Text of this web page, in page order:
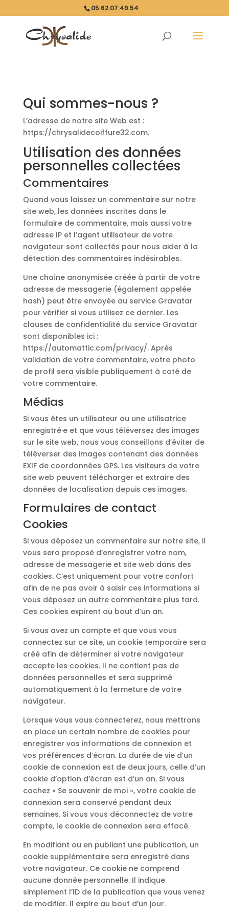
05.62.07.49.54
Qui sommes-nous ?
L’adresse de notre site Web est :
https://chrysalidecoiffure32.com.
Utilisation des données
personnelles collectées
Commentaires
Quand vous laissez un commentaire sur notre
site web, les données inscrites dans le
formulaire de commentaire, mais aussi votre
adresse IP et l’agent utilisateur de votre
navigateur sont collectés pour nous aider à la
détection des commentaires indésirables.
Une chaîne anonymisée créée à partir de votre
adresse de messagerie (également appelée
hash) peut être envoyée au service Gravatar
pour vérifier si vous utilisez ce dernier. Les
clauses de confidentialité du service Gravatar
sont disponibles ici :
https://automattic.com/privacy/. Après
validation de votre commentaire, votre photo
de profil sera visible publiquement à coté de
votre commentaire.
Médias
Si vous êtes un utilisateur ou une utilisatrice
enregistré·e et que vous téléversez des images
sur le site web, nous vous conseillons d’éviter de
téléverser des images contenant des données
EXIF de coordonnées GPS. Les visiteurs de votre
site web peuvent télécharger et extraire des
données de localisation depuis ces images.
Formulaires de contact
Cookies
Si vous déposez un commentaire sur notre site, il
vous sera proposé d’enregistrer votre nom,
adresse de messagerie et site web dans des
cookies. C’est uniquement pour votre confort
afin de ne pas avoir à saisir ces informations si
vous déposez un autre commentaire plus tard.
Ces cookies expirent au bout d’un an.
Si vous avez un compte et que vous vous
connectez sur ce site, un cookie temporaire sera
créé afin de déterminer si votre navigateur
accepte les cookies. Il ne contient pas de
données personnelles et sera supprimé
automatiquement à la fermeture de votre
navigateur.
Lorsque vous vous connecterez, nous mettrons
en place un certain nombre de cookies pour
enregistrer vos informations de connexion et
vos préférences d’écran. La durée de vie d’un
cookie de connexion est de deux jours, celle d’un
cookie d’option d’écran est d’un an. Si vous
cochez « Se souvenir de moi », votre cookie de
connexion sera conservé pendant deux
semaines. Si vous vous déconnectez de votre
compte, le cookie de connexion sera effacé.
En modifiant ou en publiant une publication, un
cookie supplémentaire sera enregistré dans
votre navigateur. Ce cookie ne comprend
aucune donnée personnelle. Il indique
simplement l’ID de la publication que vous venez
de modifier. Il expire au bout d’un jour.